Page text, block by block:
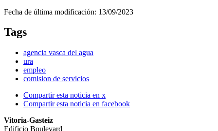
Fecha de última modificación: 13/09/2023
Tags
agencia vasca del agua
ura
empleo
comision de servicios
Compartir esta noticia en x
Compartir esta noticia en facebook
Vitoria-Gasteiz
Edificio Boulevard